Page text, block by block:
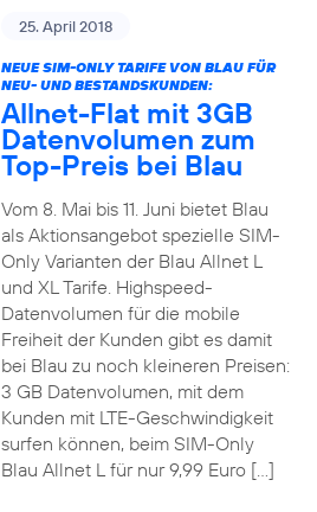
25. April 2018
NEUE SIM-ONLY TARIFE VON BLAU FÜR
NEU- UND BESTANDSKUNDEN:
Allnet-Flat mit 3GB
Datenvolumen zum
Top-Preis bei Blau
Vom 8. Mai bis 11. Juni bietet Blau
als Aktionsangebot spezielle SIM-
Only Varianten der Blau Allnet L
und XL Tarife. Highspeed-
Datenvolumen für die mobile
Freiheit der Kunden gibt es damit
bei Blau zu noch kleineren Preisen:
3 GB Datenvolumen, mit dem
Kunden mit LTE-Geschwindigkeit
surfen können, beim SIM-Only
Blau Allnet L für nur 9,99 Euro […]